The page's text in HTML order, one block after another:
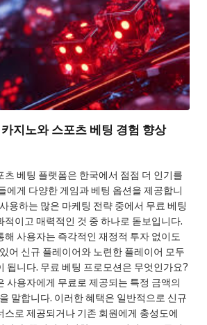
지노와 스포츠 베팅 경험 향상
츠 베팅 플랫폼은 한국에서 점점 더 인기를
에게 다양한 게임과 베팅 옵션을 제공합니
용하는 많은 마케팅 전략 중에서 무료 베팅
적이고 매력적인 것 중 하나로 돋보입니다.
해 사용자는 즉각적인 재정적 투자 없이도
어 신규 플레이어와 노련한 플레이어 모두
됩니다. 무료 베팅 프로모션은 무엇인가요?
사용자에게 무료로 제공되는 특정 금액의
말합니다. 이러한 혜택은 일반적으로 신규
스로 제공되거나 기존 회원에게 충성도에